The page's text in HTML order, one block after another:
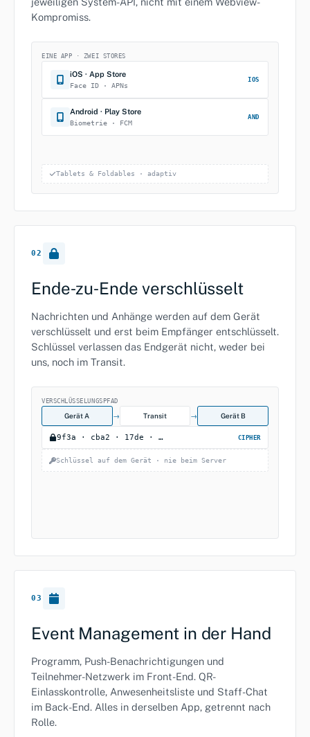
Kompromiss.
EINE APP · ZWEI STORES
iOS · App Store
Face ID · APNs
IOS
Android · Play Store
Biometrie · FCM
AND
Tablets & Foldables · adaptiv
02
Ende‑zu‑Ende verschlüsselt
Nachrichten und Anhänge werden auf dem Gerät
verschlüsselt und erst beim Empfänger entschlüsselt.
Schlüssel verlassen das Endgerät nicht, weder bei
uns, noch im Transit.
VERSCHLÜSSELUNGSPFAD
Gerät A → Transit → Gerät B
9f3a · cba2 · 17de · … CIPHER
Schlüssel auf dem Gerät · nie beim Server
03
Event Management in der Hand
Programm, Push-Benachrichtigungen und
Teilnehmer-Netzwerk im Front-End. QR-
Einlasskontrolle, Anwesenheitsliste und Staff-Chat
im Back-End. Alles in derselben App, getrennt nach
Rolle.